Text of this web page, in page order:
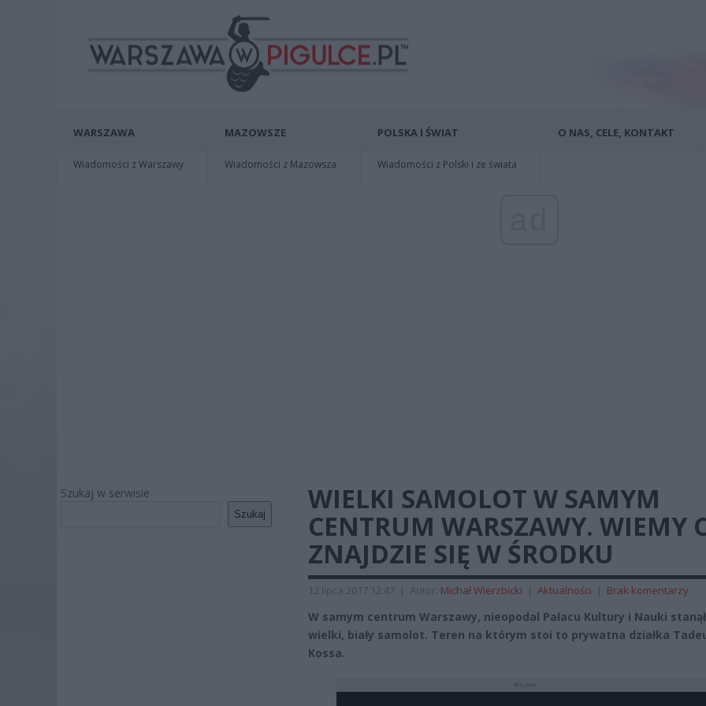
WARSZAWA
Wiadomości z Warszawy
MAZOWSZE
Wiadomości z Mazowsza
POLSKA I ŚWIAT
Wiadomości z Polski i ze świata
O NAS, CELE, KONTAKT
Szukaj w serwisie
Szukaj
WIELKI SAMOLOT W SAMYM
CENTRUM WARSZAWY. WIEMY
ZNAJDZIE SIĘ W ŚRODKU
12 lipca 2017 12:47 | Autor: Michał Wierzbicki | Aktualności | Brak komentarzy
W samym centrum Warszawy, nieopodal Pałacu Kultury i Nauki stanął
wielki, biały samolot. Teren na którym stoi to prywatna działka
Kossa.